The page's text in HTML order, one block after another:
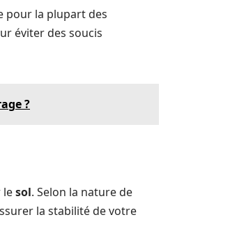
pour la plupart des
éviter des soucis
?
lesol. Selon la nature de
la stabilité de votre